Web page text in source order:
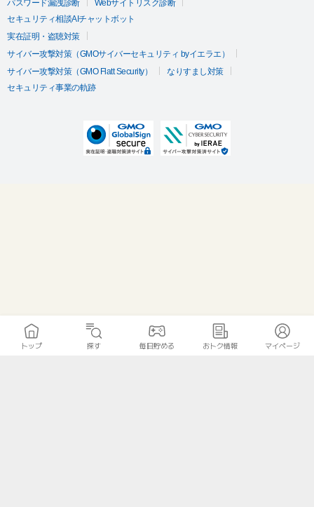
パスワード漏洩診断
Webサイトリスク診断
セキュリティ相談AIチャットボット
実在証明・盗聴対策
サイバー攻撃対策（GMOサイバーセキュリティ byイエラエ）
サイバー攻撃対策（GMO Flatt Security）
なりすまし対策
セキュリティ事業の軌跡
トップ 探す 毎日貯める おトク情報 マイページ